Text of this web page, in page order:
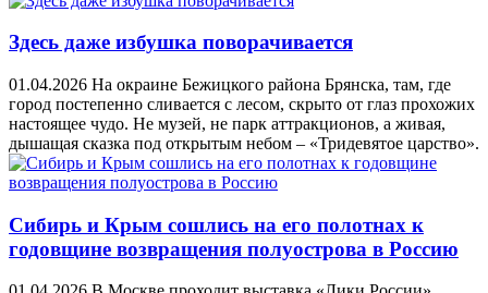
Здесь даже избушка поворачивается
01.04.2026 На окраине Бежицкого района Брянска, там, где
город постепенно сливается с лесом, скрыто от глаз прохожих
настоящее чудо. Не музей, не парк аттракционов, а живая,
дышащая сказка под открытым небом – «Тридевятое царство».
Сибирь и Крым сошлись на его полотнах к
годовщине возвращения полуострова в Россию